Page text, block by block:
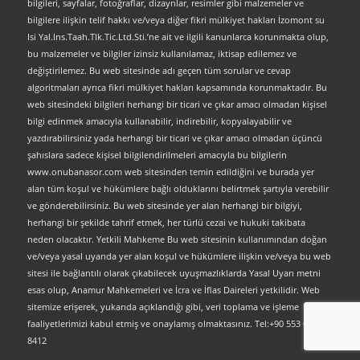
bilgileri, sayfalar, fotoğraflar, dizaynlar, resimler gibi malzemeler ve
bilgilere ilişkin telif hakkı ve/veya diğer fikri mülkiyet hakları İzomont su
Isi Yal.Ins.Taah.Tlk.Tic.Ltd.Sti.’ne ait ve ilgili kanunlarca korunmakta olup,
bu malzemeler ve bilgiler izinsiz kullanılamaz, iktisap edilemez ve
değiştirilemez. Bu web sitesinde adı geçen tüm sorular ve cevap
algoritmaları ayrıca fikri mülkiyet hakları kapsamında korunmaktadır. Bu
web sitesindeki bilgileri herhangi bir ticari ve çıkar amacı olmadan kişisel
bilgi edinmek amacıyla kullanabilir, indirebilir, kopyalayabilir ve
yazdırabilirsiniz yada herhangi bir ticari ve çıkar amacı olmadan üçüncü
şahıslara sadece kişisel bilgilendirilmeleri amacıyla bu bilgilerin
www.onubanasor.com web sitesinden temin edildiğini ve burada yer
alan tüm koşul ve hükümlere bağlı olduklarını belirtmek şartıyla verebilir
ve gönderebilirsiniz. Bu web sitesinde yer alan herhangi bir bilgiyi,
herhangi bir şekilde tahrif etmek, her türlü cezai ve hukuki takibata
neden olacaktır. Yetkili Mahkeme Bu web sitesinin kullanımından doğan
ve/veya yasal uyarıda yer alan koşul ve hükümlere ilişkin ve/veya bu web
sitesi ile bağlantılı olarak çıkabilecek uyuşmazlıklarda Yasal Uyarı metni
esas olup, Anamur Mahkemeleri ve İcra ve İflas Daireleri yetkilidir. Web
sitemize erişerek, yukarıda açıklandığı gibi, veri toplama ve işleme
faaliyetlerimizi kabul etmiş ve onaylamış olmaktasınız. Tel:+90 553 063
8412